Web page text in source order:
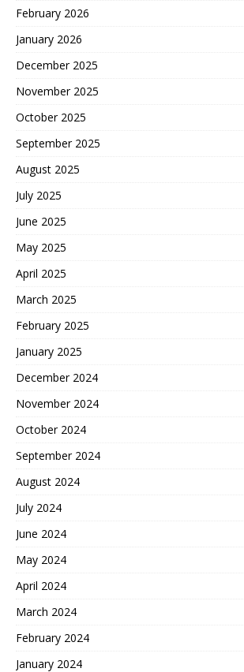
February 2026
January 2026
December 2025
November 2025
October 2025
September 2025
August 2025
July 2025
June 2025
May 2025
April 2025
March 2025
February 2025
January 2025
December 2024
November 2024
October 2024
September 2024
August 2024
July 2024
June 2024
May 2024
April 2024
March 2024
February 2024
January 2024